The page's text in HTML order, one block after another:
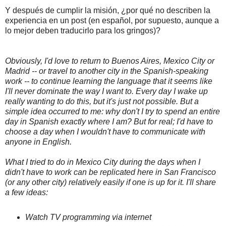
Y después de cumplir la misión, ¿por qué no describen la
experiencia en un post (en español, por supuesto, aunque a
lo mejor deben traducirlo para los gringos)?
Obviously, I'd love to return to Buenos Aires, Mexico City or
Madrid -- or travel to another city in the Spanish-speaking
work -- to continue learning the language that it seems like
I'll never dominate the way I want to. Every day I wake up
really wanting to do this, but it's just not possible. But a
simple idea occurred to me: why don't I try to spend an entire
day in Spanish exactly where I am? But for real; I'd have to
choose a day when I wouldn't have to communicate with
anyone in English.
What I tried to do in Mexico City during the days when I
didn't have to work can be replicated here in San Francisco
(or any other city) relatively easily if one is up for it. I'll share
a few ideas:
Watch TV programming via internet